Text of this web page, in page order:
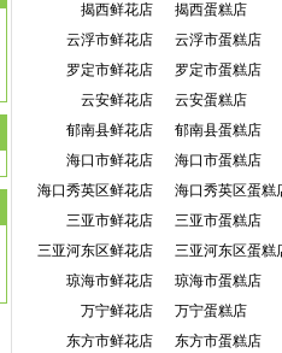
揭西鲜花店
揭西蛋糕店
云浮市鲜花店
云浮市蛋糕店
罗定市鲜花店
罗定市蛋糕店
云安鲜花店
云安蛋糕店
郁南县鲜花店
郁南县蛋糕店
海口市鲜花店
海口市蛋糕店
海口秀英区鲜花店
海口秀英区蛋糕
三亚市鲜花店
三亚市蛋糕店
三亚河东区鲜花店
三亚河东区蛋糕
琼海市鲜花店
琼海市蛋糕店
万宁鲜花店
万宁蛋糕店
东方市鲜花店
东方市蛋糕店